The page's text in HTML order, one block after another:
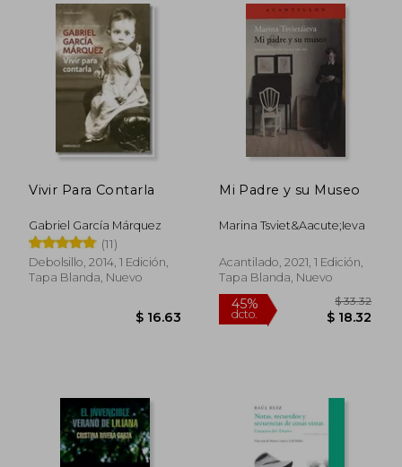
Vivir Para Contarla
Gabriel García Márquez
(11)
Debolsillo, 2014, 1 Edición,
Tapa Blanda, Nuevo
Mi Padre y su Museo
Marina Tsviet&Aacute;Ieva
Acantilado, 2021, 1 Edición,
Tapa Blanda, Nuevo